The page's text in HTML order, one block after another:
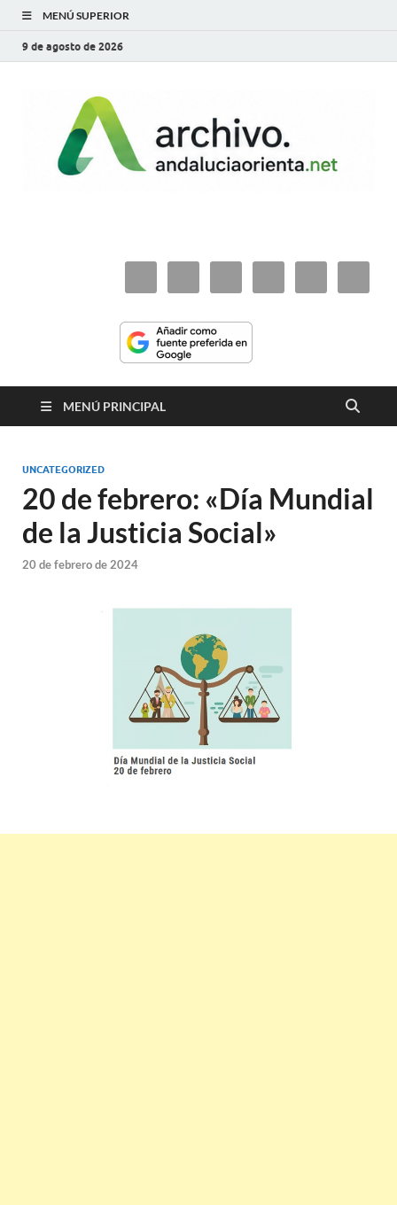
MENÚ SUPERIOR
9 de agosto de 2026
MENÚ PRINCIPAL
UNCATEGORIZED
20 de febrero: «Día Mundial
de la Justicia Social»
20 de febrero de 2024